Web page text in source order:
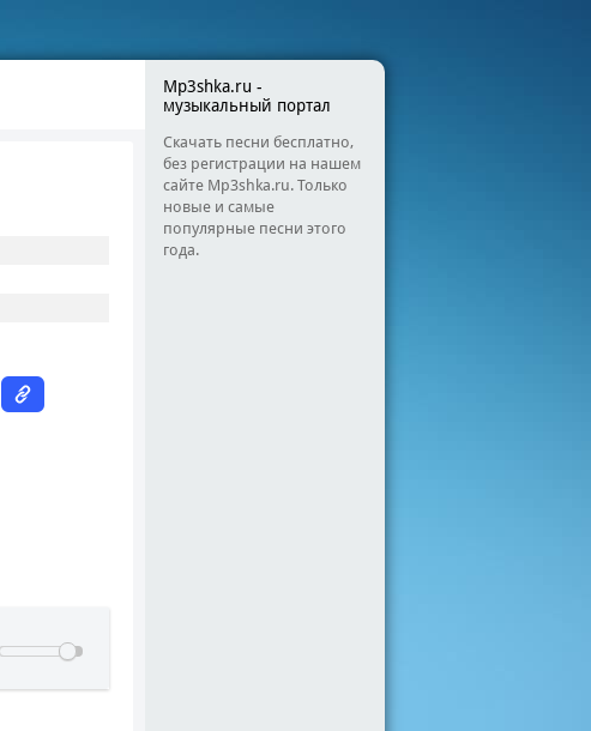
Mp3shka.ru -
музыкальный портал
Скачать песни бесплатно,
без регистрации на нашем
сайте Mp3shka.ru. Только
новые и самые
популярные песни этого
года.